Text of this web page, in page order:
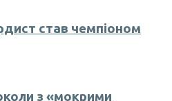
став чемпіоном
з «мокрими